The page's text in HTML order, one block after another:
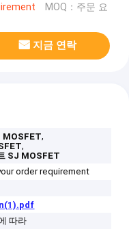
MOQ：주문 요
지금 연락
MOSFET,
,
SJ MOSFET
order requirement
따라